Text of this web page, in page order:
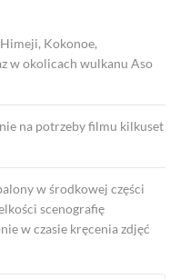
Kokonoe,
w okolicach wulkanu Aso
na potrzeby filmu kilkuset
w środkowej części
scenografię
w czasie kręcenia zdjęć